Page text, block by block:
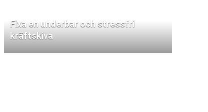
Fixa en underbar och stressfri
kräftskiva